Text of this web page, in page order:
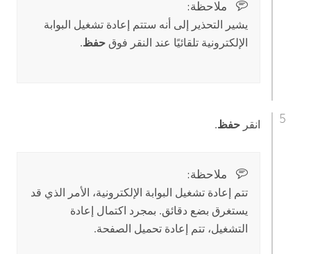
ملاحظة:‏
يشير التحذير إلى أنه ستتم إعادة تشغيل البوابة
الإلكترونية تلقائيًا عند النقر فوقحفظ.
انقر حفظ.
ملاحظة:‏
تتم إعادة تشغيل البوابة الإلكترونية، الأمر الذي قد
يستغرق بضع دقائق. بمجرد اكتمال إعادة
التشغيل، تتم إعادة تحميل الصفحة.